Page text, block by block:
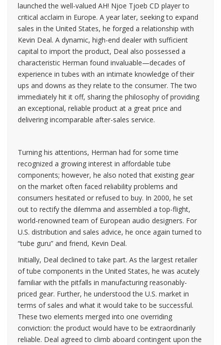
launched the well-valued AH! Njoe Tjoeb CD player to
critical acclaim in Europe. A year later, seeking to expand
sales in the United States, he forged a relationship with
Kevin Deal. A dynamic, high-end dealer with sufficient
capital to import the product, Deal also possessed a
characteristic Herman found invaluable—decades of
experience in tubes with an intimate knowledge of their
ups and downs as they relate to the consumer. The two
immediately hit it off, sharing the philosophy of providing
an exceptional, reliable product at a great price and
delivering incomparable after-sales service.
Turning his attentions, Herman had for some time
recognized a growing interest in affordable tube
components; however, he also noted that existing gear
on the market often faced reliability problems and
consumers hesitated or refused to buy. In 2000, he set
out to rectify the dilemma and assembled a top-flight,
world-renowned team of European audio designers. For
U.S. distribution and sales advice, he once again turned to
“tube guru” and friend, Kevin Deal.
Initially, Deal declined to take part. As the largest retailer
of tube components in the United States, he was acutely
familiar with the pitfalls in manufacturing reasonably-
priced gear. Further, he understood the U.S. market in
terms of sales and what it would take to be successful.
These two elements merged into one overriding
conviction: the product would have to be extraordinarily
reliable. Deal agreed to climb aboard contingent upon the